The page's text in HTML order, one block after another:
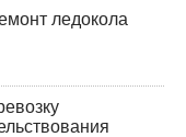
ледокола